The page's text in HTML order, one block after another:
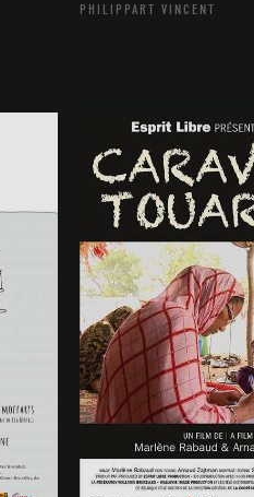
PHILIPPART VINCENT